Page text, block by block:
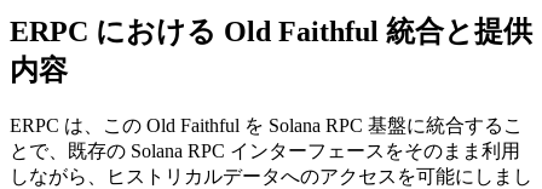
ERPC における Old Faithful 統合と提供
内容
ERPC は、この Old Faithful を Solana RPC 基盤に統合するこ
とで、既存の Solana RPC インターフェースをそのまま利用
しながら、ヒストリカルデータへのアクセスを可能にしまし